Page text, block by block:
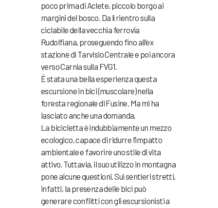
poco prima di Aclete, piccolo borgo ai
margini del bosco. Da lì rientro sulla
ciclabile della vecchia ferrovia
Rudolfiana, proseguendo fino all’ex
stazione di Tarvisio Centrale e poi ancora
verso Carnia sulla FVG1.
È stata una bella esperienza questa
escursione in bici (muscolare) nella
foresta regionale di Fusine. Ma mi ha
lasciato anche una domanda.
La bicicletta è indubbiamente un mezzo
ecologico, capace di ridurre l’impatto
ambientale e favorire uno stile di vita
attivo. Tuttavia, il suo utilizzo in montagna
pone alcune questioni. Sui sentieri stretti,
infatti, la presenza delle bici può
generare conflitti con gli escursionisti a